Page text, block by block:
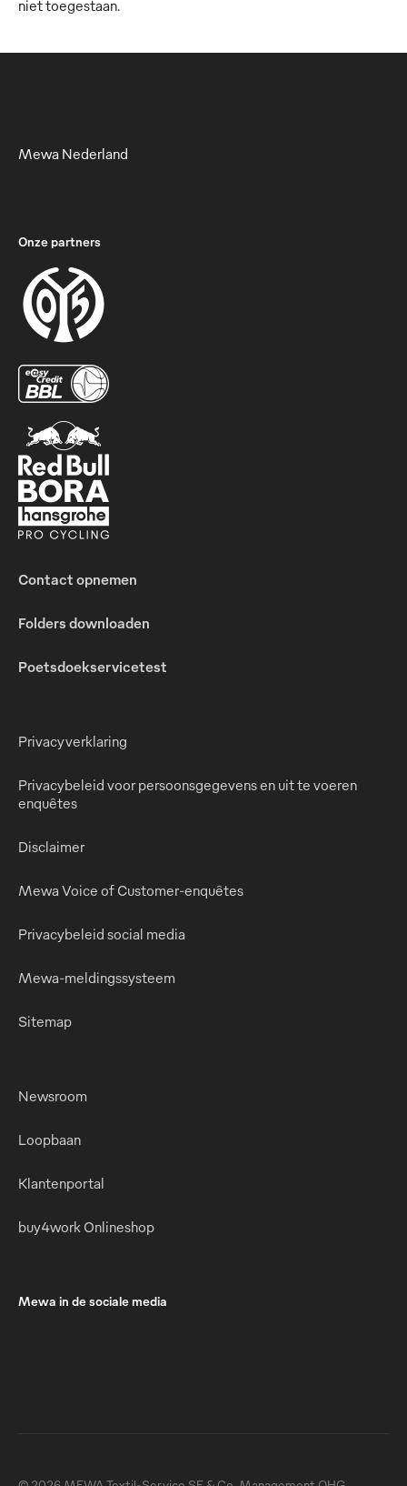
niet toegestaan.
Mewa Nederland
Onze partners
Contact opnemen
Folders downloaden
Poetsdoekservicetest
Privacyverklaring
Privacybeleid voor persoonsgegevens en uit te voeren
enquêtes
Disclaimer
Mewa Voice of Customer-enquêtes
Privacybeleid social media
Mewa-meldingssysteem
Sitemap
Newsroom
Loopbaan
Klantenportal
buy4work Onlineshop
Mewa in de sociale media